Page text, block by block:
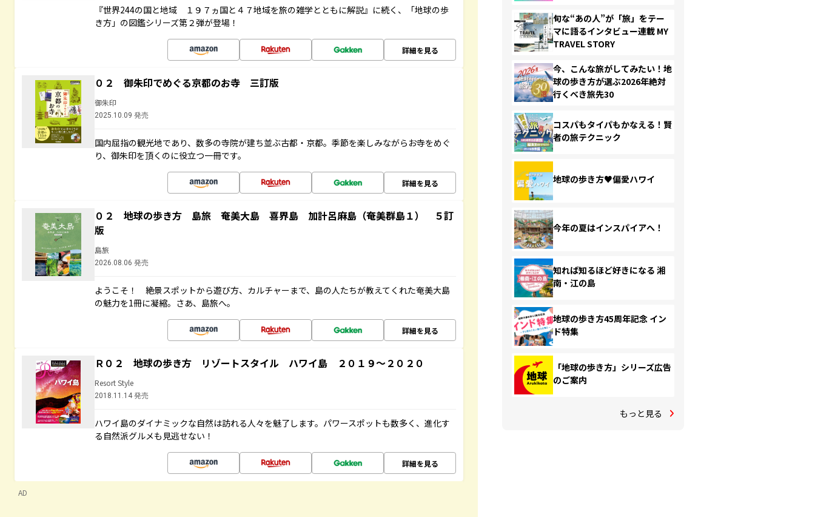
『世界244の国と地域 １９７ヵ国と４７地域を旅の雑学とともに解説』に続く、「地球の歩
き方」の図鑑シリーズ第２弾が登場！
詳細を見る
０２ 御朱印でめぐる京都のお寺 三訂版
御朱印
2025.10.09 発売
国内屈指の観光地であり、数多の寺院が建ち並ぶ古都・京都。季節を楽しみながらお寺をめぐ
り、御朱印を頂くのに役立つ一冊です。
詳細を見る
０２ 地球の歩き方 島旅 奄美大島 喜界島 加計呂麻島（奄美群島１） ５訂
版
島旅
2026.08.06 発売
ようこそ！ 絶景スポットから遊び方、カルチャーまで、島の人たちが教えてくれた奄美大島
の魅力を1冊に凝縮。さあ、島旅へ。
詳細を見る
Ｒ０２ 地球の歩き方 リゾートスタイル ハワイ島 ２０１９～２０２０
Resort Style
2018.11.14 発売
ハワイ島のダイナミックな自然は訪れる人々を魅了します。パワースポットも数多く、進化す
る自然派グルメも見逃せない！
詳細を見る
AD
旬な“あの人”が「旅」をテー
マに語るインタビュー連載 MY
TRAVEL STORY
今、こんな旅がしてみたい！地
球の歩き方が選ぶ2026年絶対
行くべき旅先30
コスパもタイパもかなえる！賢
者の旅テクニック
地球の歩き方♥偏愛ハワイ
今年の夏はインスパイアへ！
知れば知るほど好きになる 湘
南・江の島
地球の歩き方45周年記念 イン
ド特集
「地球の歩き方」シリーズ広告
のご案内
もっと見る